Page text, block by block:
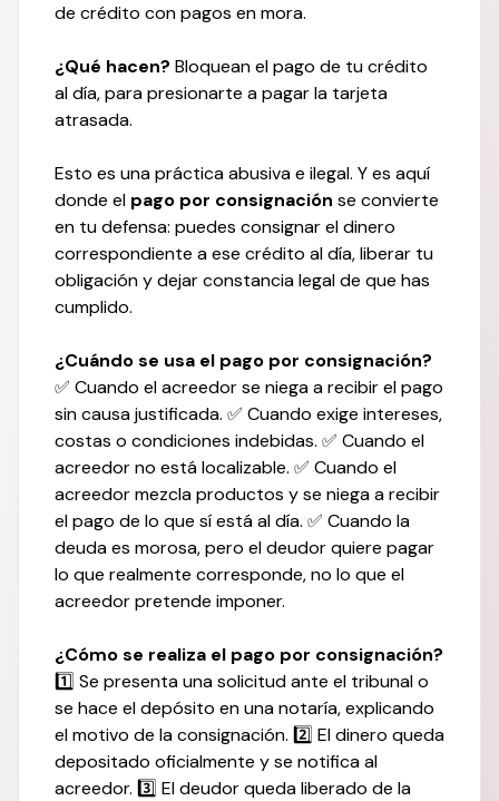
de crédito con pagos en mora.
¿Qué hacen? Bloquean el pago de tu crédito
al día, para presionarte a pagar la tarjeta
atrasada.
Esto es una práctica abusiva e ilegal. Y es aquí
donde el pago por consignación se convierte
en tu defensa: puedes consignar el dinero
correspondiente a ese crédito al día, liberar tu
obligación y dejar constancia legal de que has
cumplido.
¿Cuándo se usa el pago por consignación?
✅ Cuando el acreedor se niega a recibir el pago
sin causa justificada. ✅ Cuando exige intereses,
costas o condiciones indebidas. ✅ Cuando el
acreedor no está localizable. ✅ Cuando el
acreedor mezcla productos y se niega a recibir
el pago de lo que sí está al día. ✅ Cuando la
deuda es morosa, pero el deudor quiere pagar
lo que realmente corresponde, no lo que el
acreedor pretende imponer.
¿Cómo se realiza el pago por consignación?
1️⃣ Se presenta una solicitud ante el tribunal o
se hace el depósito en una notaría, explicando
el motivo de la consignación. 2️⃣ El dinero queda
depositado oficialmente y se notifica al
acreedor. 3️⃣ El deudor queda liberado de la